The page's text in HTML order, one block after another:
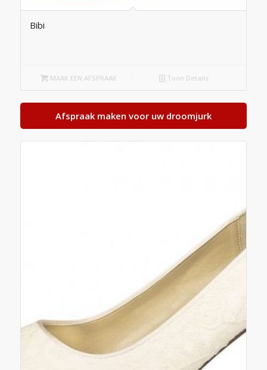
Bibi
MAAK EEN AFSPRAAK Toon Details
Afspraak maken voor uw droomjurk